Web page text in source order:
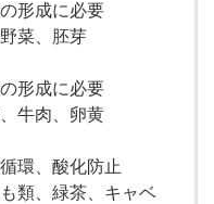
形成に必要
菜、胚芽
形成に必要
牛肉、卵黄
環、酸化防止
類、緑茶、キャベ